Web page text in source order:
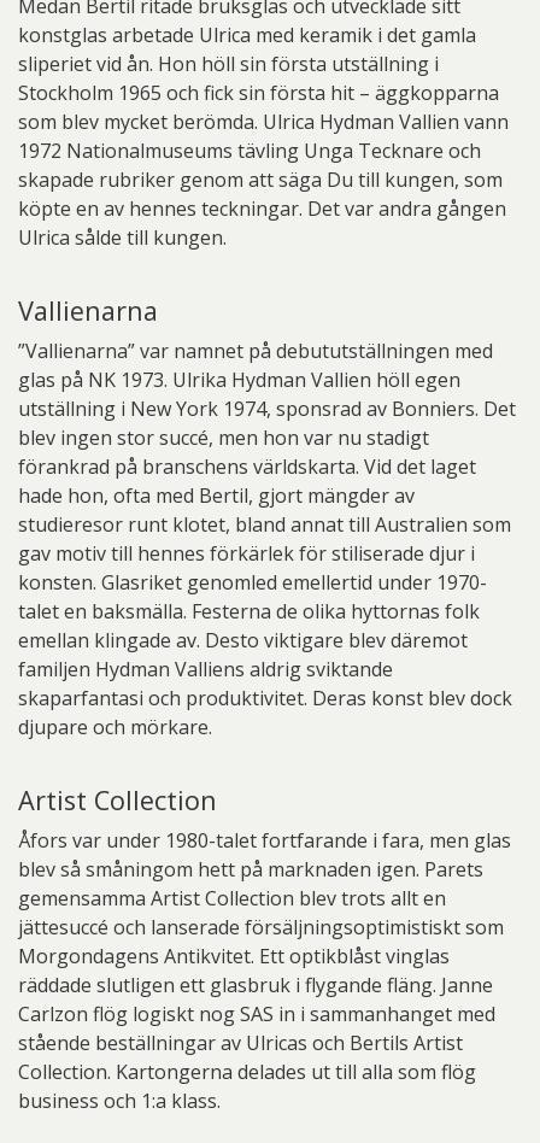
Medan Bertil ritade bruksglas och utvecklade sitt
konstglas arbetade Ulrica med keramik i det gamla
sliperiet vid ån. Hon höll sin första utställning i
Stockholm 1965 och fick sin första hit – äggkopparna
som blev mycket berömda. Ulrica Hydman Vallien vann
1972 Nationalmuseums tävling Unga Tecknare och
skapade rubriker genom att säga Du till kungen, som
köpte en av hennes teckningar. Det var andra gången
Ulrica sålde till kungen.
Vallienarna
”Vallienarna” var namnet på debututställningen med
glas på NK 1973. Ulrika Hydman Vallien höll egen
utställning i New York 1974, sponsrad av Bonniers. Det
blev ingen stor succé, men hon var nu stadigt
förankrad på branschens världskarta. Vid det laget
hade hon, ofta med Bertil, gjort mängder av
studieresor runt klotet, bland annat till Australien som
gav motiv till hennes förkärlek för stiliserade djur i
konsten. Glasriket genomled emellertid under 1970-
talet en baksmälla. Festerna de olika hyttornas folk
emellan klingade av. Desto viktigare blev däremot
familjen Hydman Valliens aldrig sviktande
skaparfantasi och produktivitet. Deras konst blev dock
djupare och mörkare.
Artist Collection
Åfors var under 1980-talet fortfarande i fara, men glas
blev så småningom hett på marknaden igen. Parets
gemensamma Artist Collection blev trots allt en
jättesuccé och lanserade försäljningsoptimistiskt som
Morgondagens Antikvitet. Ett optikblåst vinglas
räddade slutligen ett glasbruk i flygande fläng. Janne
Carlzon flög logiskt nog SAS in i sammanhanget med
stående beställningar av Ulricas och Bertils Artist
Collection. Kartongerna delades ut till alla som flög
business och 1:a klass.